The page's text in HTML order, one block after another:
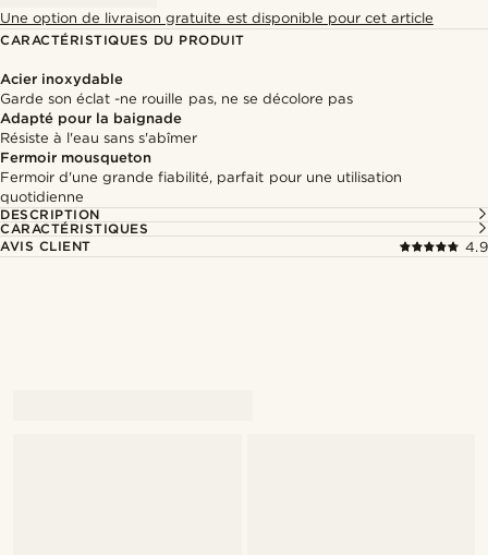
Une option de livraison gratuite est disponible pour cet article
CARACTÉRISTIQUES DU PRODUIT
Acier inoxydable
Garde son éclat -ne rouille pas, ne se décolore pas
Adapté pour la baignade
Résiste à l'eau sans s'abîmer
Fermoir mousqueton
Fermoir d'une grande fiabilité, parfait pour une utilisation
quotidienne
DESCRIPTION
CARACTÉRISTIQUES
AVIS CLIENT
4.9